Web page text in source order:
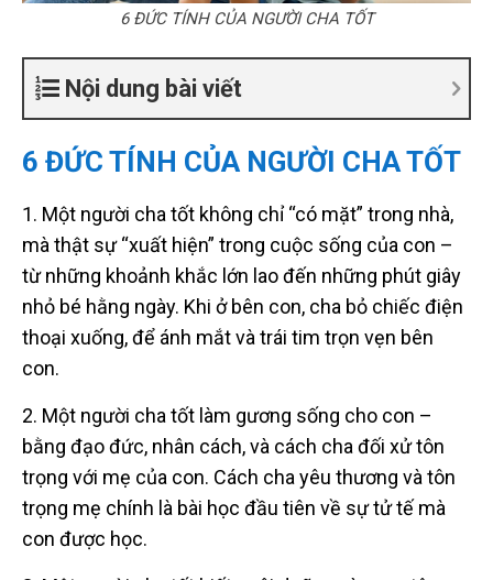
6 ĐỨC TÍNH CỦA NGƯỜI CHA TỐT
Nội dung bài viết
6 ĐỨC TÍNH CỦA NGƯỜI CHA TỐT
1. Một người cha tốt không chỉ “có mặt” trong nhà,
mà thật sự “xuất hiện” trong cuộc sống của con –
từ những khoảnh khắc lớn lao đến những phút giây
nhỏ bé hằng ngày. Khi ở bên con, cha bỏ chiếc điện
thoại xuống, để ánh mắt và trái tim trọn vẹn bên
con.
2. Một người cha tốt làm gương sống cho con –
bằng đạo đức, nhân cách, và cách cha đối xử tôn
trọng với mẹ của con. Cách cha yêu thương và tôn
trọng mẹ chính là bài học đầu tiên về sự tử tế mà
con được học.